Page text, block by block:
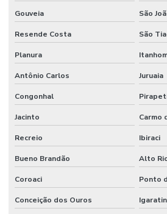
Gouveia São
Resende Costa São
Planura
Antônio Carlos Juruaia
Congonhal
Jacinto Carmo
Recreio Ibiraci
Bueno Brandão Alto
Coroaci Ponto
Conceição dos Ouros